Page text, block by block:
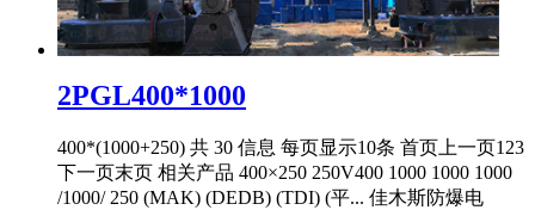
2PGL400*1000
400*(1000+250) 共 30 信息 每页显示10条 首页上一页123
下一页末页 相关产品 400×250 250V400 1000 1000 1000
/1000/ 250 (MAK) (DEDB) (TDI) (平... 佳木斯防爆电